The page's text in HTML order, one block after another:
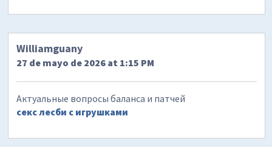
Williamguany
27 de mayo de 2026 at 1:15 PM
Актуальные вопросы баланса и патчей
секс лесби с игрушками